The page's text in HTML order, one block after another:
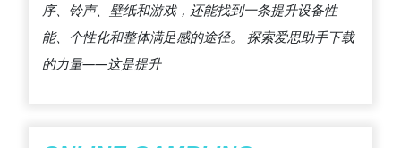
序、铃声、壁纸和游戏，还能找到一条提升设备性
能、个性化和整体满足感的途径。 探索爱思助手下载
的力量——这是提升